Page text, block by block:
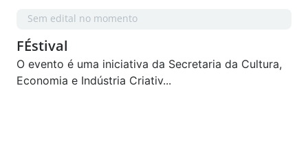
Sem edital no momento
FÉstival
O evento é uma iniciativa da Secretaria da Cultura,
Economia e Indústria Criativ...